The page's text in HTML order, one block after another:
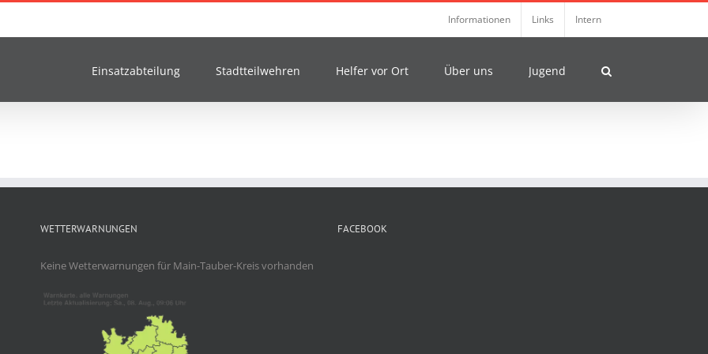
Informationen Links Intern
Einsatzabteilung Stadtteilwehren Helfer vor Ort Über uns Jugend
WETTERWARNUNGEN
Keine Wetterwarnungen für Main-Tauber-Kreis vorhanden
FACEBOOK